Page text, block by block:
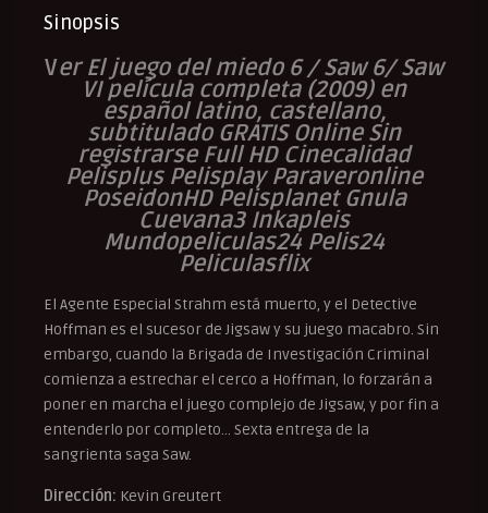
Sinopsis
Ver El juego del miedo 6 / Saw 6/ Saw
VI película completa (2009) en
español latino, castellano,
subtitulado GRATIS Online Sin
registrarse Full HD Cinecalidad
Pelisplus Pelisplay Paraveronline
PoseidonHD Pelisplanet Gnula
Cuevana3 Inkapleis
Mundopeliculas24 Pelis24
Peliculasflix
El Agente Especial Strahm está muerto, y el Detective
Hoffman es el sucesor de Jigsaw y su juego macabro. Sin
embargo, cuando la Brigada de Investigación Criminal
comienza a estrechar el cerco a Hoffman, lo forzarán a
poner en marcha el juego complejo de Jigsaw, y por fin a
entenderlo por completo… Sexta entrega de la
sangrienta saga Saw.
Dirección: Kevin Greutert